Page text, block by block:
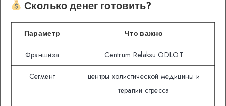
Сколько денег готовить?
Параметр Что важно
Франшиза Centrum Relaksu ODLOT
Сегмент
центры холистической медицины и
терапии стресса